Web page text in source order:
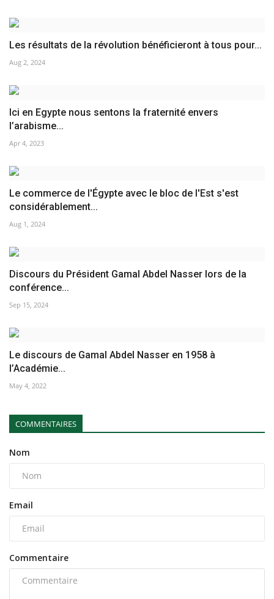
Les résultats de la révolution bénéficieront à tous pour...
Aug 2, 2024
Ici en Egypte nous sentons la fraternité envers
l’arabisme...
Apr 4, 2023
Le commerce de l'Égypte avec le bloc de l'Est s'est
considérablement...
Aug 1, 2024
Discours du Président Gamal Abdel Nasser lors de la
conférence...
Sep 15, 2024
Le discours de Gamal Abdel Nasser en 1958 à
l’Académie...
May 4, 2022
COMMENTAIRES
Nom
Email
Commentaire